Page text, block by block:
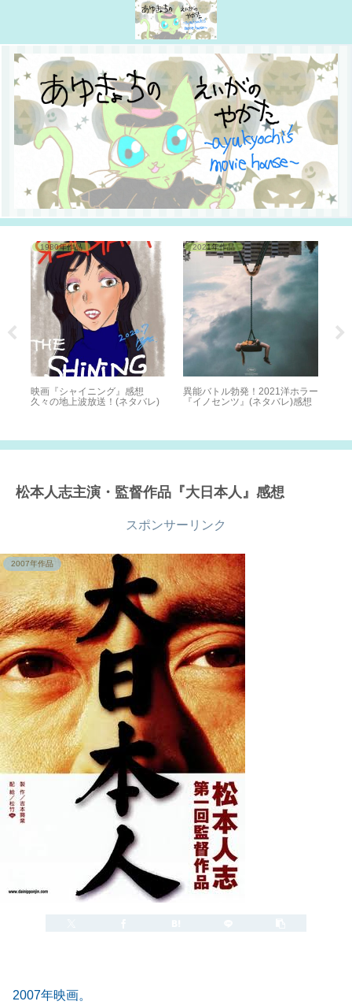
1980年作品
映画『シャイニング』感想
久々の地上波放送！(ネタバレ)
2021年作品
異能バトル勃発！2021洋ホラー
『イノセンツ』(ネタバレ)感想
松本人志主演・監督作品『大日本人』感想
スポンサーリンク
2007年作品
2007年映画。